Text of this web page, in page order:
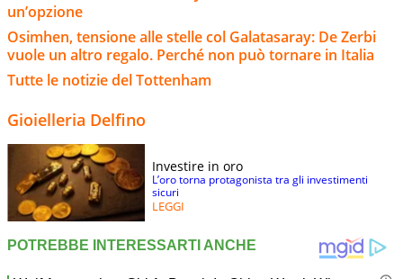
un’opzione
Osimhen, tensione alle stelle col Galatasaray: De Zerbi
vuole un altro regalo. Perché non può tornare in Italia
Tutte le notizie del Tottenham
Gioielleria Delfino
Investire in oro
L’oro torna protagonista tra gli investimenti
sicuri
LEGGI